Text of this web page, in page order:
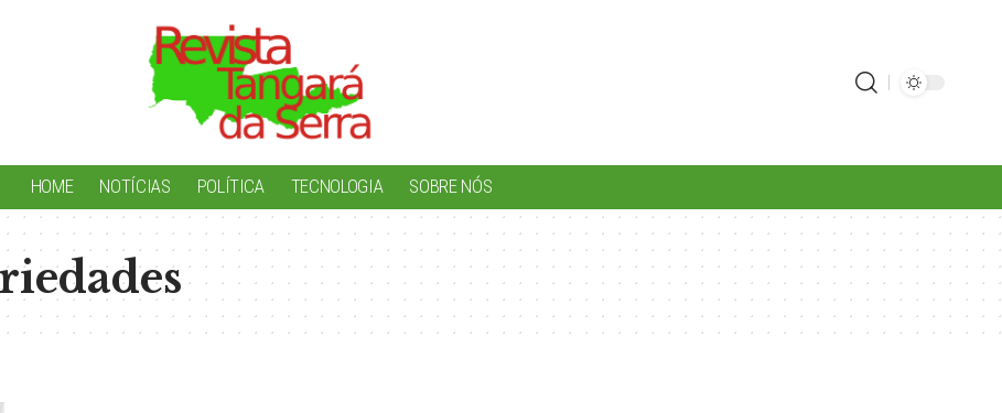
HOME NOTÍCIAS POLÍTICA TECNOLOGIA SOBRE NÓS